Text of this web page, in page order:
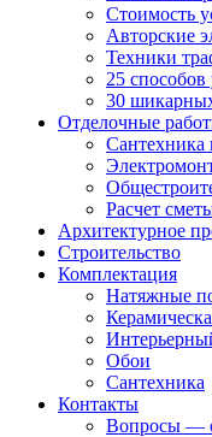
Стоимость
Авторские
Техники
25
30
Отделочные
Сантехника
Расчет
Архитектурное
Строительство
Комплектация
Натяжные
Обои
Сантехника
Контакты
Вопросы —